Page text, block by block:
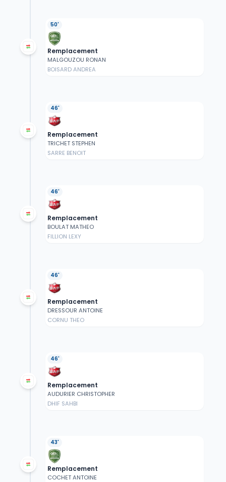
50'
Remplacement
MALGOUZOU RONAN
BOISARD ANDREA
46'
Remplacement
TRICHET STEPHEN
SARRE BENOIT
46'
Remplacement
BOULAT MATHEO
FILLION LEXY
46'
Remplacement
DRESSOUR ANTOINE
CORNU THEO
46'
Remplacement
AUDURIER CHRISTOPHER
DHIF SAHBI
43'
Remplacement
COCHET ANTOINE